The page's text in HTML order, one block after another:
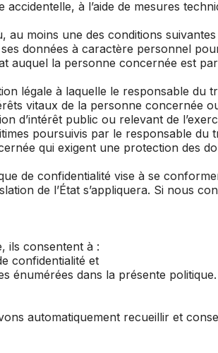
à l’aide de mesures
au moins une des conditions
données à caractère personnel
auquel la personne concernée est
légale à laquelle le responsable du
vitaux de la personne concernée
d’intérêt public ou relevant de
poursuivis par le responsable
qui exigent une protection des
de confidentialité vise à se
de l’État s’appliquera. Si nous
ils consentent à :
confidentialité et
énumérées dans la présente politique.
automatiquement recueillir et